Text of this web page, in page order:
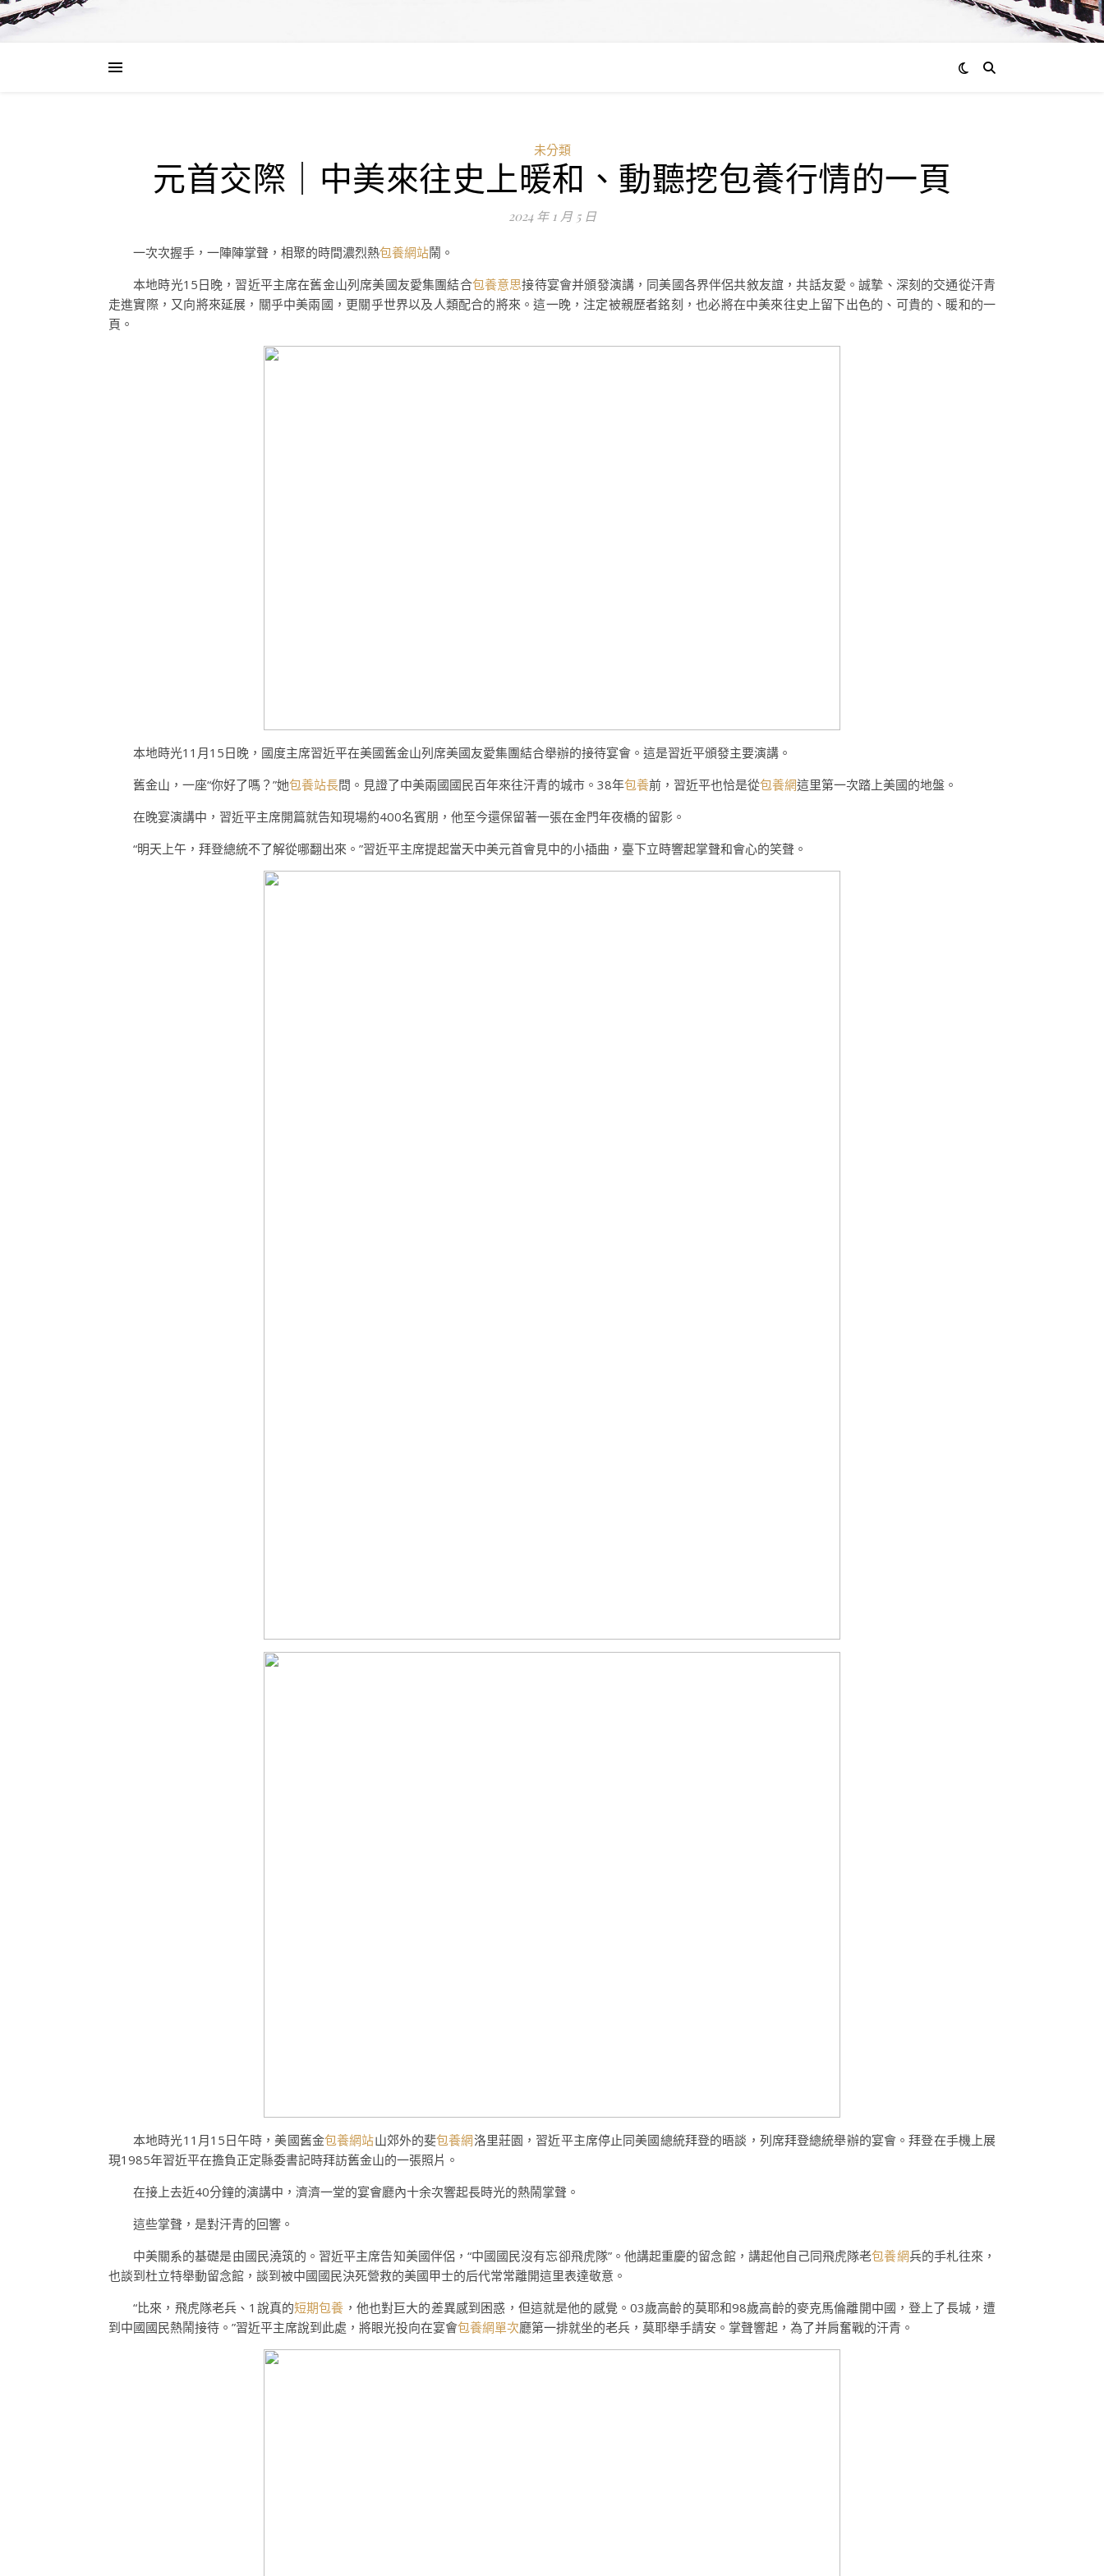
未分類
元首交際｜中美來往史上暖和、動聽挖包養行情的一頁
2024 年 1 月 5 日
一次次握手，一陣陣掌聲，相聚的時間濃烈熱包養網站鬧。
本地時光15日晚，習近平主席在舊金山列席美國友愛集團結合包養意思接待宴會并頒發演講，同美國各界伴侶共敘友誼，共話友愛。誠摯、深刻的交通從汗青
走進實際，又向將來延展，關乎中美兩國，更關乎世界以及人類配合的將來。這一晚，注定被親歷者銘刻，也必將在中美來往史上留下出色的、可貴的、暖和的一
頁。
本地時光11月15日晚，國度主席習近平在美國舊金山列席美國友愛集團結合舉辦的接待宴會。這是習近平頒發主要演講。
舊金山，一座“你好了嗎？”她包養站長問。見證了中美兩國國民百年來往汗青的城市。38年包養前，習近平也恰是從包養網這里第一次踏上美國的地盤。
在晚宴演講中，習近平主席開篇就告知現場約400名賓朋，他至今還保留著一張在金門年夜橋的留影。
“明天上午，拜登總統不了解從哪翻出來。”習近平主席提起當天中美元首會見中的小插曲，臺下立時響起掌聲和會心的笑聲。
本地時光11月15日午時，美國舊金包養網站山郊外的斐包養網洛里莊園，習近平主席停止同美國總統拜登的晤談，列席拜登總統舉辦的宴會。拜登在手機上展
現1985年習近平在擔負正定縣委書記時拜訪舊金山的一張照片。
在接上去近40分鐘的演講中，濟濟一堂的宴會廳內十余次響起長時光的熱鬧掌聲。
這些掌聲，是對汗青的回響。
中美關系的基礎是由國民澆筑的。習近平主席告知美國伴侶，“中國國民沒有忘卻飛虎隊”。他講起重慶的留念館，講起他自己同飛虎隊老包養網兵的手札往來，
也談到杜立特舉動留念館，談到被中國國民決死營救的美國甲士的后代常常離開這里表達敬意。
“比來，飛虎隊老兵、1說真的短期包養 ，他也對巨大的差異感到困惑，但這就是他的感覺。03歲高齡的莫耶和98歲高齡的麥克馬倫離開中國，登上了長城，遭
到中國國民熱鬧接待。”習近平主席說到此處，將眼光投向在宴會包養網單次廳第一排就坐的老兵，莫耶舉手請安。掌聲響起，為了并肩奮戰的汗青。